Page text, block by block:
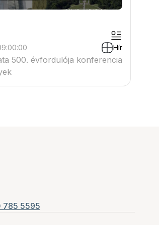
Hír
500. évfordulója konferencia
785 5595